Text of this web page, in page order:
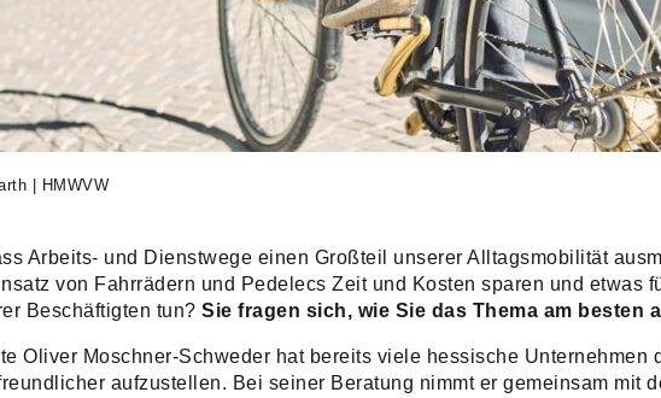
| HMWVW
Arbeits- und Dienstwege einen Großteil unserer Alltagsmobilität
von Fahrrädern und Pedelecs Zeit und Kosten sparen und etwas
Beschäftigten tun? Sie fragen sich, wie Sie das Thema am besten
Oliver Moschner-Schweder hat bereits viele hessische Unternehmen
aufzustellen. Bei seiner Beratung nimmt er gemeinsam mit